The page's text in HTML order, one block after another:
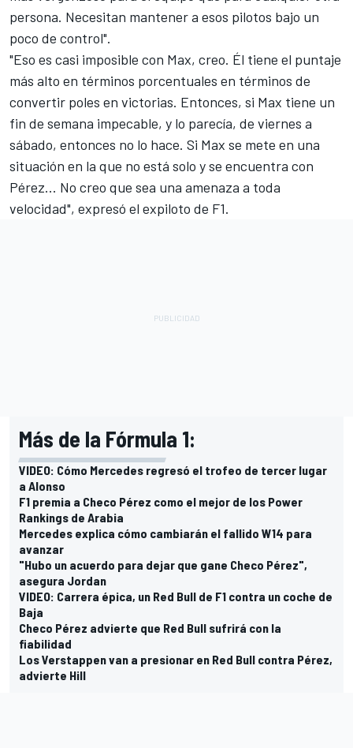
persona. Necesitan mantener a esos pilotos bajo un
poco de control".
"Eso es casi imposible con Max, creo. Él tiene el puntaje
más alto en términos porcentuales en términos de
convertir poles en victorias. Entonces, si Max tiene un
fin de semana impecable, y lo parecía, de viernes a
sábado, entonces no lo hace. Si Max se mete en una
situación en la que no está solo y se encuentra con
Pérez... No creo que sea una amenaza a toda
velocidad", expresó el expiloto de F1.
Más de la Fórmula 1:
VIDEO: Cómo Mercedes regresó el trofeo de tercer lugar
a Alonso
F1 premia a Checo Pérez como el mejor de los Power
Rankings de Arabia
Mercedes explica cómo cambiarán el fallido W14 para
avanzar
"Hubo un acuerdo para dejar que gane Checo Pérez",
asegura Jordan
VIDEO: Carrera épica, un Red Bull de F1 contra un coche de
Baja
Checo Pérez advierte que Red Bull sufrirá con la
fiabilidad
Los Verstappen van a presionar en Red Bull contra Pérez,
advierte Hill